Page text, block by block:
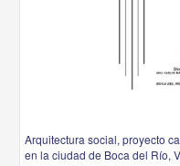
Arquitectura social, proyecto
en la ciudad de Boca del Río,